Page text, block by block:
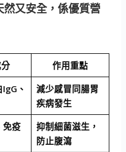
又安全，係優質營
作用重點
、
減少感冒同腸胃
疾病發生
免疫
抑制細菌滋生，
防止腹瀉